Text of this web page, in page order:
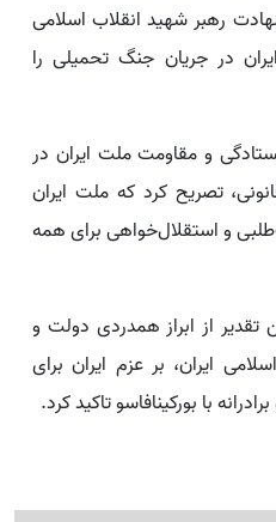
رهبر شهید انقلاب اسلامی
در جریان جنگ تحمیلی را
و مقاومت ملت ایران در
تصریح کرد که ملت ایران
و استقلال‌خواهی برای همه
از ابراز همدردی دولت و
ایران، بر عزم ایران برای
با بورکینافاسو تاکید کرد.